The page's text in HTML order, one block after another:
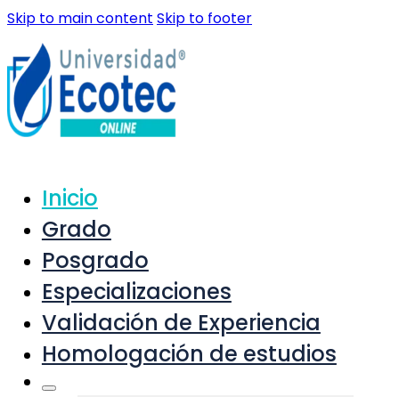
Skip to main content Skip to footer
Inicio
Grado
Posgrado
Especializaciones
Validación de Experiencia
Homologación de estudios